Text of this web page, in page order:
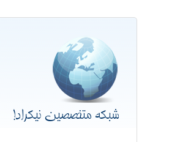
شبکه متخصصین نیکراد!